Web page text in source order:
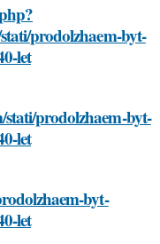
prodolzhaem-byt-
let
prodolzhaem-byt-
let
byt-
let